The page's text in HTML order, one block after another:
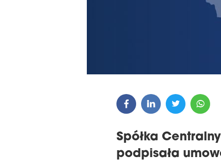
Spółka
podpisała
22.